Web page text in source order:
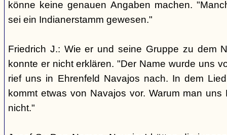
könne keine genauen Angaben machen.
sei ein Indianerstamm gewesen."
Friedrich J.: Wie er und seine Gruppe zu dem
konnte er nicht erklären. "Der Name wurde uns
rief uns in Ehrenfeld Navajos nach. In dem
kommt etwas von Navajos vor. Warum man
nicht."